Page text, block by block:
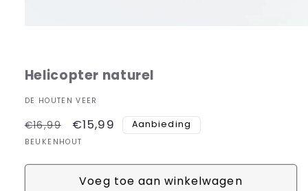
modaal
Helicopter naturel
DE HOUTEN VEER
Normale
prijs
€16,99 Aanbiedingsprijs
€15,99 Aanbieding
BEUKENHOUT
Voeg toe aan winkelwagen